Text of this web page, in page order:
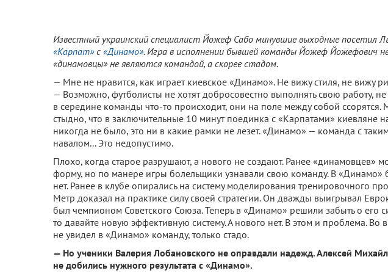
Известный украинский специалист Йожеф Сабо минувшие выходные посетил
«Карпат»с «Динамо». Игра в исполнении бывшей команды Йожеф Йожефович
«динамовцы» не являются командой, а скорее стадом.
— Мне не нравится, как играет киевское «Динамо». Не вижу стиля, не вижу
— Возможно, футболисты не хотят добросовестно выполнять свою работу,
в середине команды что-то происходит, они на поле между собой
стыдно, что в заключительные 10 минут поединка с «Карпатами» киевляне
никогда не было, это ни в какие рамки не лезет. «Динамо» — команда с
навалом... Это недопустимо.
Плохо, когда старое разрушают, а нового не создают. Ранее «динамовцев»
форму, но по манере игры болельщики узнавали свою команду. В «Динамо»
нет. Ранее в клубе опирались на систему моделирования тренировочного
Метр доказал на практике силу своей стратегии. Он дважды выигрывал
был чемпионом Советского Союза. Теперь в «Динамо» решили забыть о его
то давайте новую эффективную систему. А нового нет. В этом и проблема. Во
не увидел в «Динамо» команду, только стадо.
— Но ученики Валерия Лобановского не оправдали надежд. Алексей
не добились нужного результата с «Динамо».